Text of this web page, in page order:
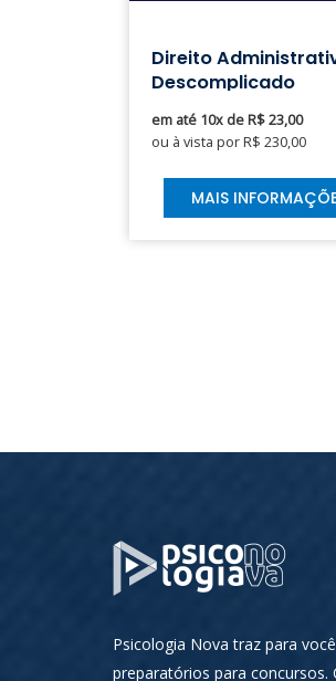
Direito
Descomplicado
em até 10x de R$ 23,00
ou à vista por R$ 230,00
MAIS
Psicologia Nova traz para
preparatórios para concursos.